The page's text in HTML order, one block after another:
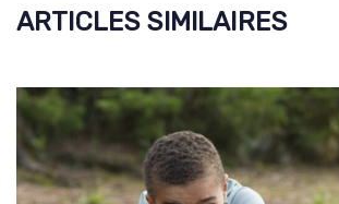
ARTICLES SIMILAIRES